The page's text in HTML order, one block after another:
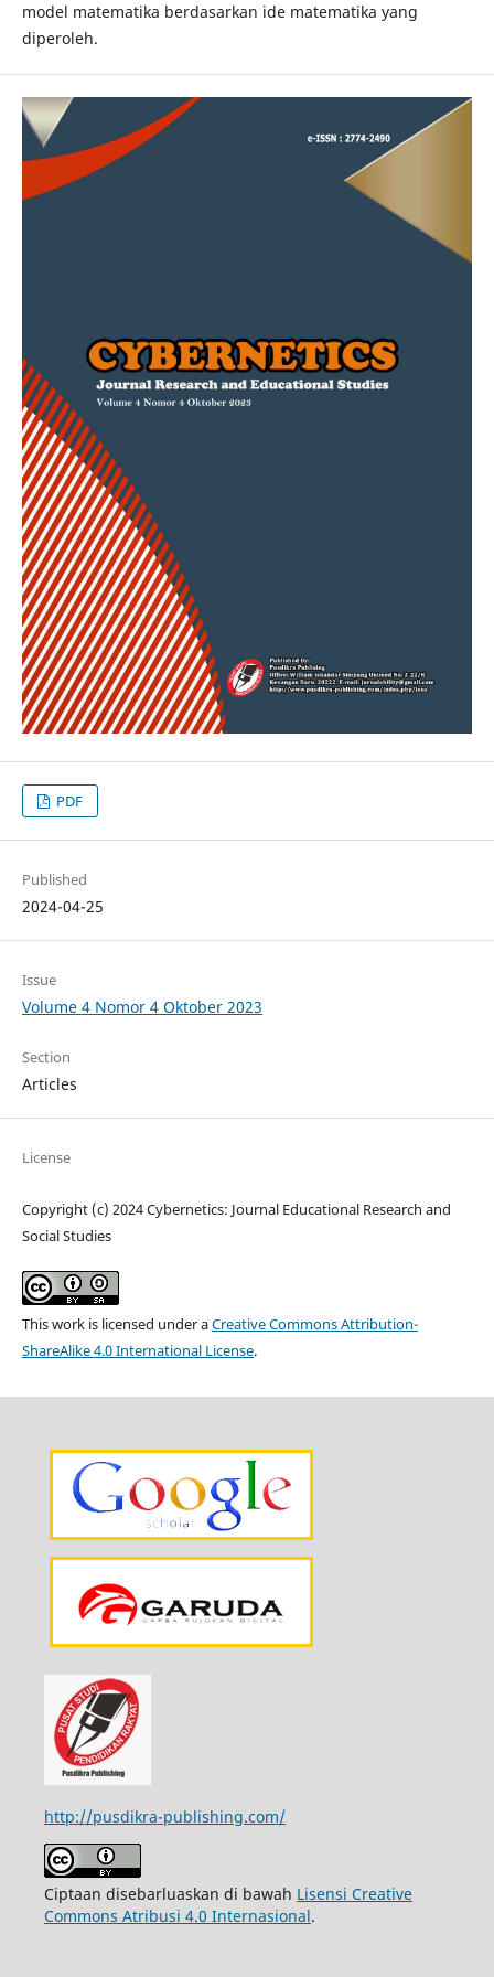
model matematika berdasarkan ide matematika yang
diperoleh.
PDF
Published
2024-04-25
Issue
Volume 4 Nomor 4 Oktober 2023
Section
Articles
License
Copyright (c) 2024 Cybernetics: Journal Educational Research and
Social Studies
This work is licensed under aCreative Commons Attribution-
ShareAlike 4.0 International License.
http://pusdikra-publishing.com/
Ciptaan disebarluaskan di bawah Lisensi Creative
Commons Atribusi 4.0 Internasional.